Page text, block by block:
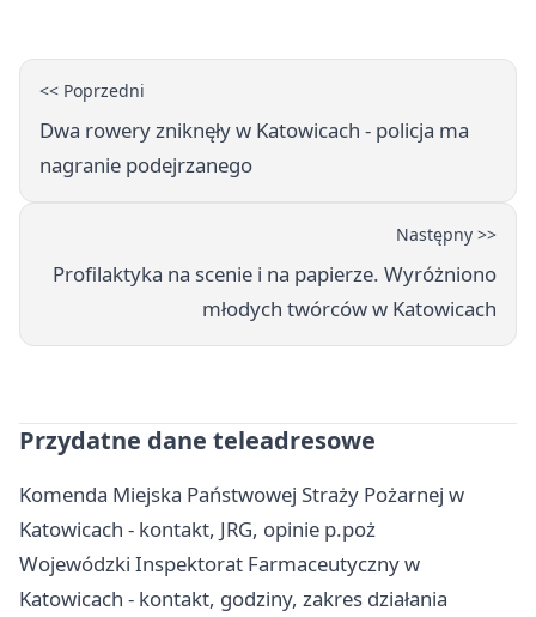
<< Poprzedni
Dwa rowery zniknęły w Katowicach - policja ma
nagranie podejrzanego
Następny >>
Profilaktyka na scenie i na papierze. Wyróżniono
młodych twórców w Katowicach
Przydatne dane teleadresowe
Komenda Miejska Państwowej Straży Pożarnej w
Katowicach - kontakt, JRG, opinie p.poż
Wojewódzki Inspektorat Farmaceutyczny w
Katowicach - kontakt, godziny, zakres działania